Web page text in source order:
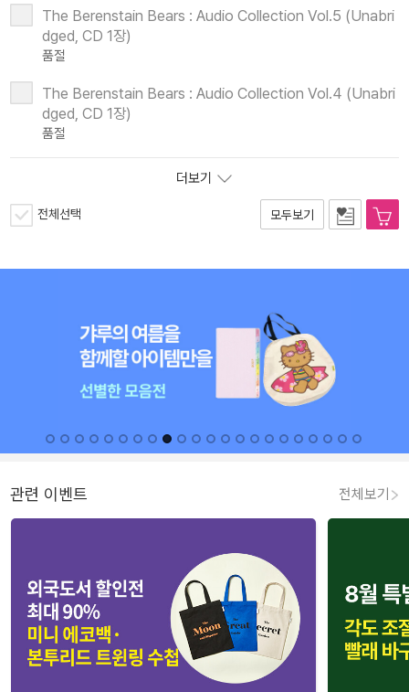
The Berenstain Bears : Audio Collection Vol.5 (Unabri
dged, CD 1장)
품절
The Berenstain Bears : Audio Collection Vol.4 (Unabri
dged, CD 1장)
품절
더보기
전체선택 모두보기
관련 이벤트 전체보기